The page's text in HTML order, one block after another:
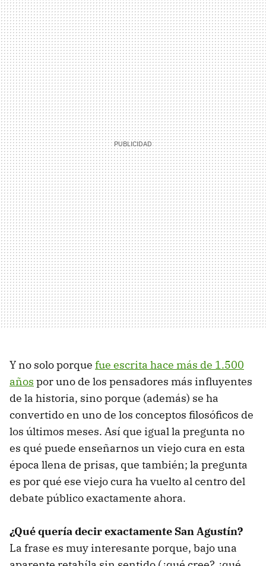
Y no solo porque fue escrita hace más de 1.500
años por uno de los pensadores más influyentes
de la historia, sino porque (además) se ha
convertido en uno de los conceptos filosóficos de
los últimos meses. Así que igual la pregunta no
es qué puede enseñarnos un viejo cura en esta
época llena de prisas, que también; la pregunta
es por qué ese viejo cura ha vuelto al centro del
debate público exactamente ahora.
¿Qué quería decir exactamente San Agustín?
La frase es muy interesante porque, bajo una